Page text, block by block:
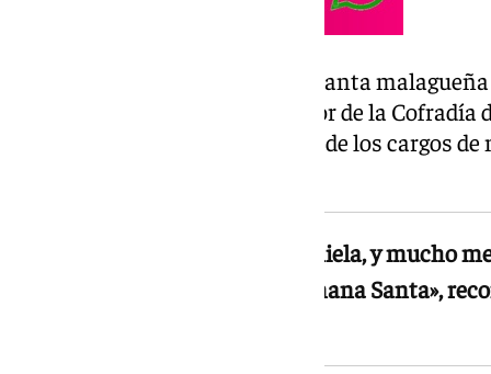
Su vinculación con la Semana Santa
periodístico: fue hermano mayor de la Cofradía
Trinidad entre 2016 y 2021, uno de los cargos
«Yo no me veía en ninguna quiniela, y mucho
poder ser el pregonero de la Semana Santa»,